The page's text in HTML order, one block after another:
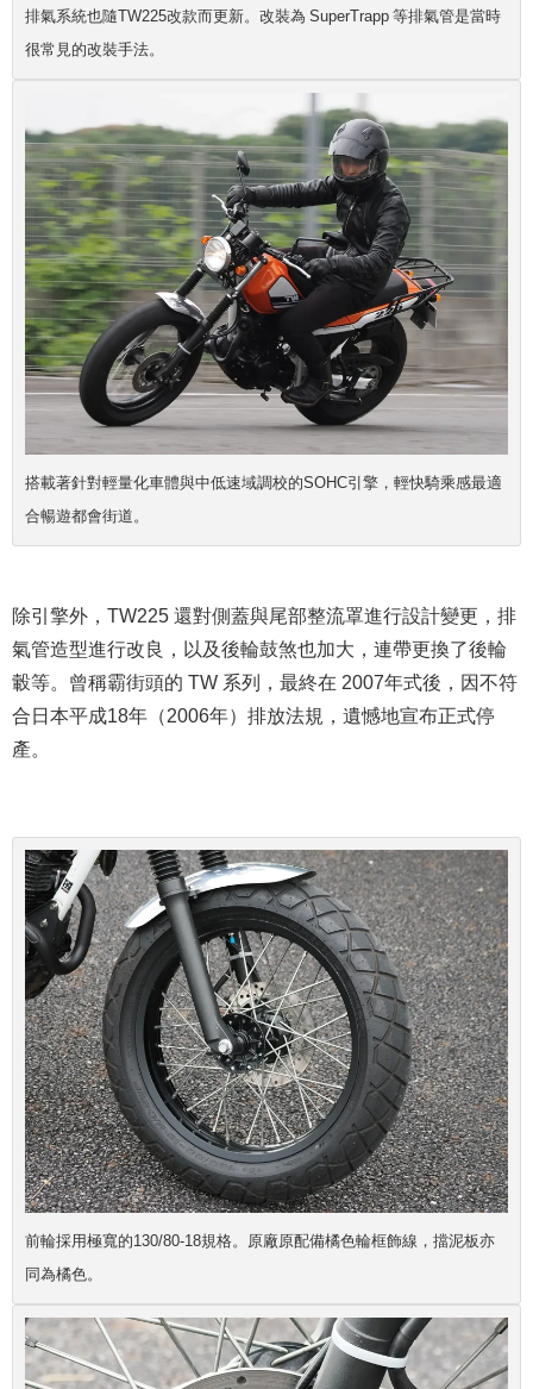
排氣系統也隨TW225改款而更新。改裝為 SuperTrapp 等排氣管是當時
很常見的改裝手法。
搭載著針對輕量化車體與中低速域調校的SOHC引擎，輕快騎乘感最適
合暢遊都會街道。
除引擎外，TW225 還對側蓋與尾部整流罩進行設計變更，排
氣管造型進行改良，以及後輪鼓煞也加大，連帶更換了後輪
轂等。曾稱霸街頭的 TW 系列，最終在 2007年式後，因不符
合日本平成18年（2006年）排放法規
，遺憾地宣布正式停
產。
前輪採用極寬的130/80-18規格。原廠原配備橘色輪框飾線，擋泥板亦
同為橘色。